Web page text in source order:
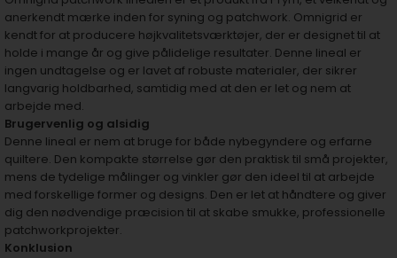
anerkendt mærke inden for syning og patchwork. Omnigrid er
kendt for at producere højkvalitetsværktøjer, der er designet til at
holde i mange år og give pålidelige resultater. Denne lineal er
ingen undtagelse og er lavet af robuste materialer, der sikrer
langvarig holdbarhed, samtidig med at den er let og nem at
arbejde med.
Brugervenlig og alsidig
Denne lineal er nem at bruge for både nybegyndere og erfarne
quiltere. Den kompakte størrelse gør den praktisk til små projekter,
mens de tydelige målinger og vinkler gør den ideel til at arbejde
med forskellige former og designs. Den er let at håndtere og giver
dig den nødvendige præcision til at skabe smukke, professionelle
patchworkprojekter.
Konklusion